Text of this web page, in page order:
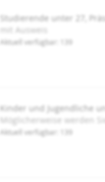
Studierende unter 27,
mit Ausweis
Aktuell verfügbar: 139
Kinder und Jugendliche
Möglicherweise werden
Aktuell verfügbar: 139